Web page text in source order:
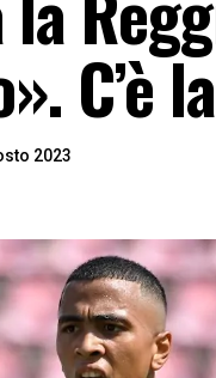
C’è
2023